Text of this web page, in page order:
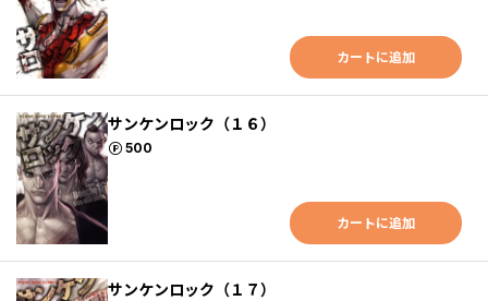
カートに追加
サンケンロック（１６）
500
ポイント
カートに追加
サンケンロック（１７）